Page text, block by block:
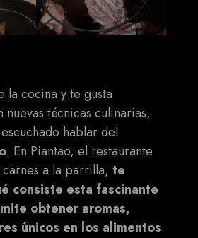
la cocina y te gusta
técnicas culinarias,
hablar del
. En Piantao, el restaurante
a la parrilla, te
consiste esta fascinante
obtener aromas,
únicos en los alimentos.